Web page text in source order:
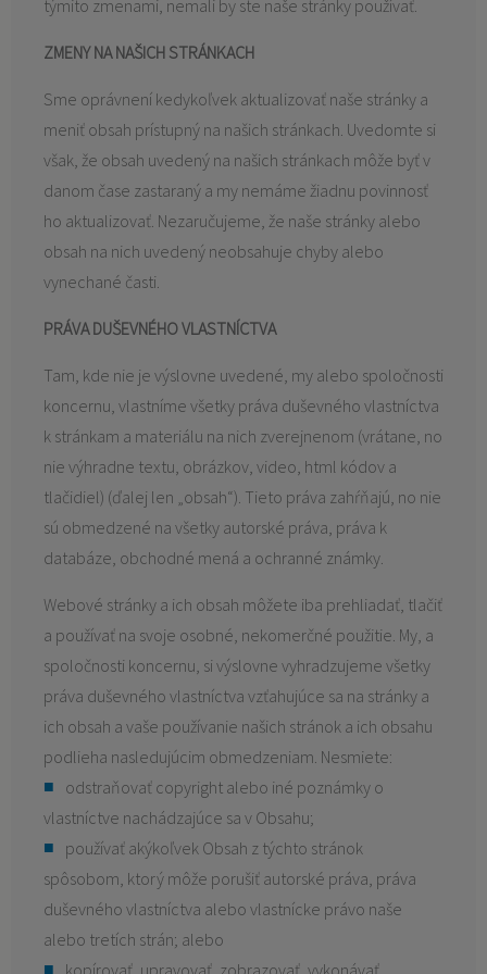
týmito zmenami, nemali by ste naše stránky používať.
ZMENY NA NAŠICH STRÁNKACH
Sme oprávnení kedykoľvek aktualizovať naše stránky a
meniť obsah prístupný na našich stránkach. Uvedomte si
však, že obsah uvedený na našich stránkach môže byť v
danom čase zastaraný a my nemáme žiadnu povinnosť
ho aktualizovať. Nezaručujeme, že naše stránky alebo
obsah na nich uvedený neobsahuje chyby alebo
vynechané časti.
PRÁVA DUŠEVNÉHO VLASTNÍCTVA
Tam, kde nie je výslovne uvedené, my alebo spoločnosti
koncernu, vlastníme všetky práva duševného vlastníctva
k stránkam a materiálu na nich zverejnenom (vrátane, no
nie výhradne textu, obrázkov, video, html kódov a
tlačidiel) (ďalej len „obsah“). Tieto práva zahŕňajú, no nie
sú obmedzené na všetky autorské práva, práva k
databáze, obchodné mená a ochranné známky.
Webové stránky a ich obsah môžete iba prehliadať, tlačiť
a používať na svoje osobné, nekomerčné použitie. My, a
spoločnosti koncernu, si výslovne vyhradzujeme všetky
práva duševného vlastníctva vzťahujúce sa na stránky a
ich obsah a vaše používanie našich stránok a ich obsahu
podlieha nasledujúcim obmedzeniam. Nesmiete:
odstraňovať copyright alebo iné poznámky o
vlastníctve nachádzajúce sa v Obsahu;
používať akýkoľvek Obsah z týchto stránok
spôsobom, ktorý môže porušiť autorské práva, práva
duševného vlastníctva alebo vlastnícke právo naše
alebo tretích strán; alebo
kopírovať, upravovať, zobrazovať, vykonávať,